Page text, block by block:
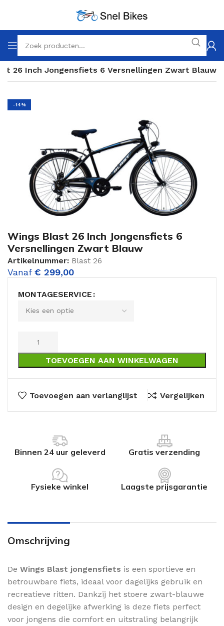
26 Inch Jongensfiets 6 Versnellingen Zwart Blauw
-14%
Wings Blast 26 Inch Jongensfiets 6
Versnellingen Zwart Blauw
Artikelnummer: Blast 26
Vanaf € 299,00
MONTAGESERVICE
TOEVOEGEN AAN WINKELWAGEN
Toevoegen aan verlanglijst Vergelijken
Binnen 24 uur geleverd Gratis verzending
Fysieke winkel Laagste prijsgarantie
Omschrijving
De Wings Blast jongensfiets is een sportieve en
betrouwbare fiets, ideaal voor dagelijks gebruik en
recreatieve ritten. Dankzij het stoere zwart-blauwe
design en degelijke afwerking is deze fiets perfect
voor jongens die comfort en uitstraling belangrijk